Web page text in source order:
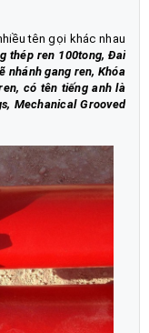
tên gọi khác nhau
thép ren 100tong, Đai
nhánh gang ren, Khóa
có tên tiếng anh là
Mechanical Grooved